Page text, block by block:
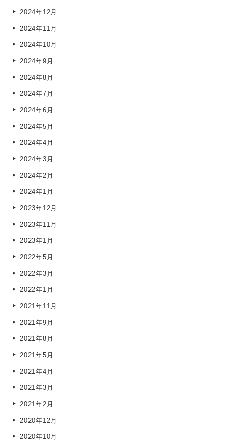
2024年12月
2024年11月
2024年10月
2024年9月
2024年8月
2024年7月
2024年6月
2024年5月
2024年4月
2024年3月
2024年2月
2024年1月
2023年12月
2023年11月
2023年1月
2022年5月
2022年3月
2022年1月
2021年11月
2021年9月
2021年8月
2021年5月
2021年4月
2021年3月
2021年2月
2020年12月
2020年10月